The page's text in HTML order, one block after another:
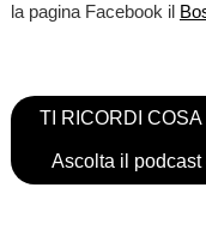
la pagina Facebook il
TI RICORDI
Ascolta il